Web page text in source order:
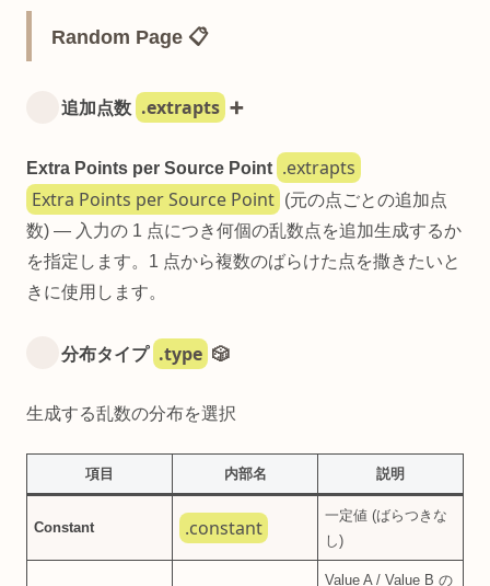
Random Page 📋
追加点数 .extrapts ➕
Extra Points per Source Point .extrapts
Extra Points per Source Point
(元の点ごとの追加点
数) — 入力の 1 点につき何個の乱数点を追加生成するか
を指定します。1 点から複数のばらけた点を撒きたいと
きに使用します。
分布タイプ .type 🎲
生成する乱数の分布を選択
項目 内部名 説明
Constant .constant
一定値 (ばらつきな
し)
Value A / Value B の